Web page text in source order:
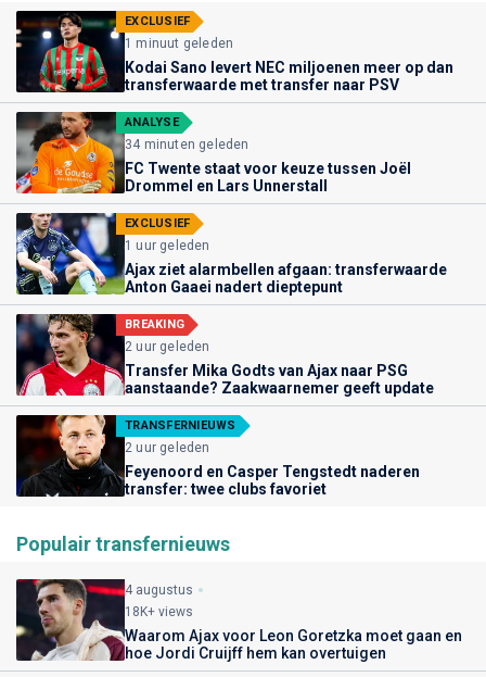
EXCLUSIEF
1 minuut geleden
Kodai Sano levert NEC miljoenen meer op dan
transferwaarde met transfer naar PSV
ANALYSE
34 minuten geleden
FC Twente staat voor keuze tussen Joël
Drommel en Lars Unnerstall
EXCLUSIEF
1 uur geleden
Ajax ziet alarmbellen afgaan: transferwaarde
Anton Gaaei nadert dieptepunt
BREAKING
2 uur geleden
Transfer Mika Godts van Ajax naar PSG
aanstaande? Zaakwaarnemer geeft update
TRANSFERNIEUWS
2 uur geleden
Feyenoord en Casper Tengstedt naderen
transfer: twee clubs favoriet
Populair transfernieuws
4 augustus
18K+ views
Waarom Ajax voor Leon Goretzka moet gaan en
hoe Jordi Cruijff hem kan overtuigen